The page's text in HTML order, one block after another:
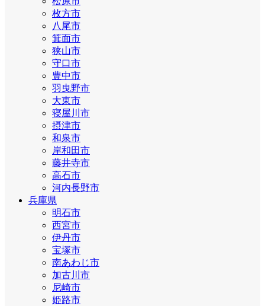
枚方市
八尾市
箕面市
狭山市
守口市
豊中市
羽曳野市
大東市
寝屋川市
摂津市
和泉市
岸和田市
藤井寺市
高石市
河内長野市
兵庫県
明石市
西宮市
伊丹市
宝塚市
南あわじ市
加古川市
尼崎市
姫路市